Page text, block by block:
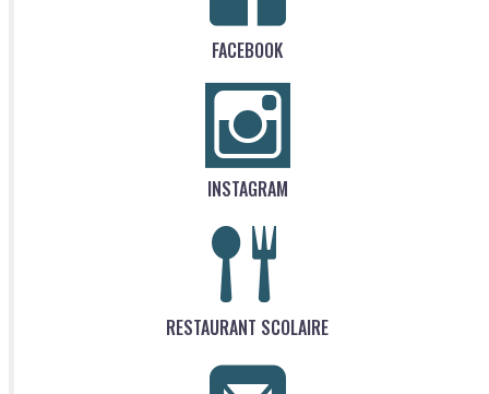
FACEBOOK
INSTAGRAM
RESTAURANT SCOLAIRE